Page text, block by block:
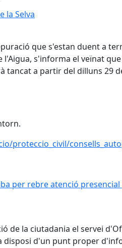
la Selva
la Selva
que s'estan duent a
l'Aigua, s'informa el veïnat
tancat a partir del dilluns 29
proteccio_civil/
per rebre atenció
per rebre atenció
de la ciutadania el servei
disposi d'un punt proper